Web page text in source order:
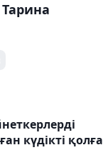
күдікті қолға